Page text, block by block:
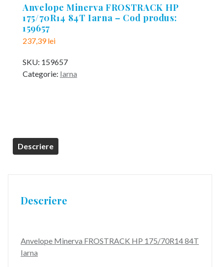
Anvelope Minerva FROSTRACK HP
175/70R14 84T Iarna – Cod produs:
159657
237,39lei
SKU: 159657
Categorie: Iarna
Descriere
Descriere
Anvelope Minerva FROSTRACK HP 175/70R14 84T
Iarna